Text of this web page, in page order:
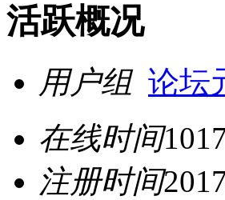
活跃概况
用户组 论坛
在线时间
注册时间